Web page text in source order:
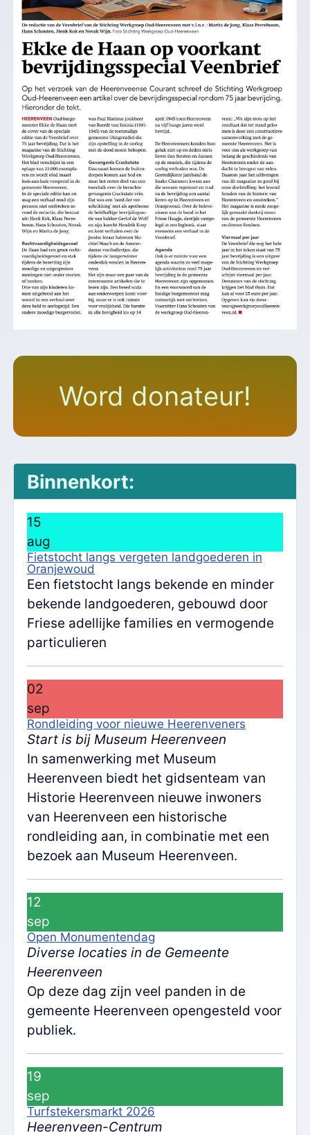
Word donateur!
Binnenkort:
15
aug
Fietstocht langs vergeten landgoederen in
Oranjewoud
Een fietstocht langs bekende en minder
bekende landgoederen, gebouwd door
Friese adellijke families en vermogende
particulieren
02
sep
Rondleiding voor nieuwe Heerenveners
Start is bij Museum Heerenveen
In samenwerking met Museum
Heerenveen biedt het gidsenteam van
Historie Heerenveen nieuwe inwoners
van Heerenveen een historische
rondleiding aan, in combinatie met een
bezoek aan Museum Heerenveen.
12
sep
Open Monumentendag
Diverse locaties in de Gemeente
Heerenveen
Op deze dag zijn veel panden in de
gemeente Heerenveen opengesteld voor
publiek.
19
sep
Turfstekersmarkt 2026
Heerenveen-Centrum